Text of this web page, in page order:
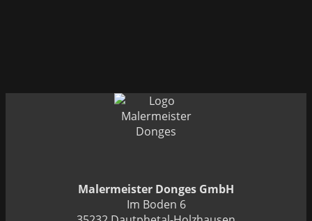
Malermeister Donges GmbH
Im Boden 6